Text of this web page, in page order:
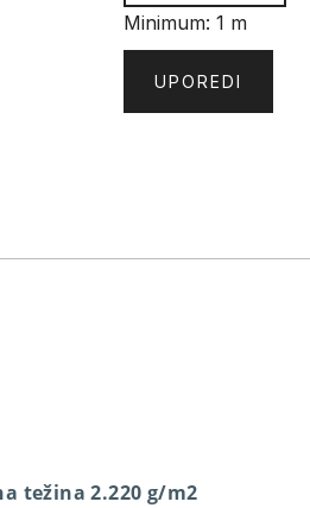
ST
4
količina
Minimum: 1 m
UPOREDI
težina 2.220 g/m2